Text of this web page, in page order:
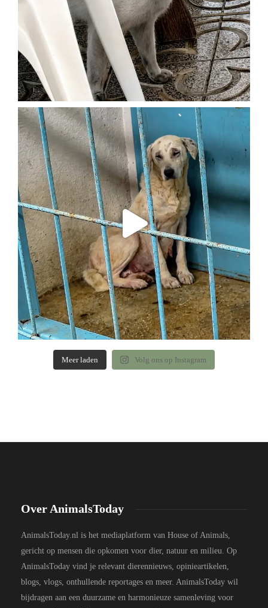
Meer laden Volg ons op Instagram
Over AnimalsToday
AnimalsToday.nl is het mediaplatform van House of Animals,
gericht op mensen die opkomen voor dier, natuur en milieu. Op
AnimalsToday vind je relevant dierennieuws, opinieartikelen,
blogs, vlogs, onthullende reportages en meer. AnimalsToday wil
bijdragen aan een duurzame en harmonieuze samenleving voor